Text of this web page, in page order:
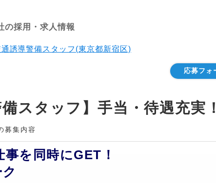
の採用・求人情報
誘導警備スタッフ(東京都新宿区)
応募フォ
スタッフ】手当・待遇充実
募集内容
を同時にGET！